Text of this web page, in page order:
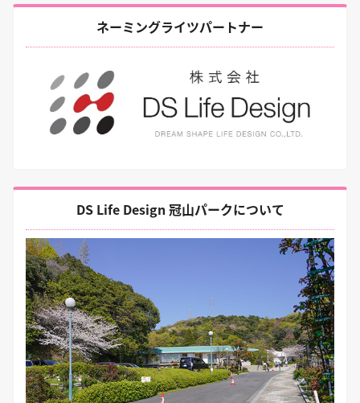
ネーミングライツパートナー
DS Life Design 冠山パークについて